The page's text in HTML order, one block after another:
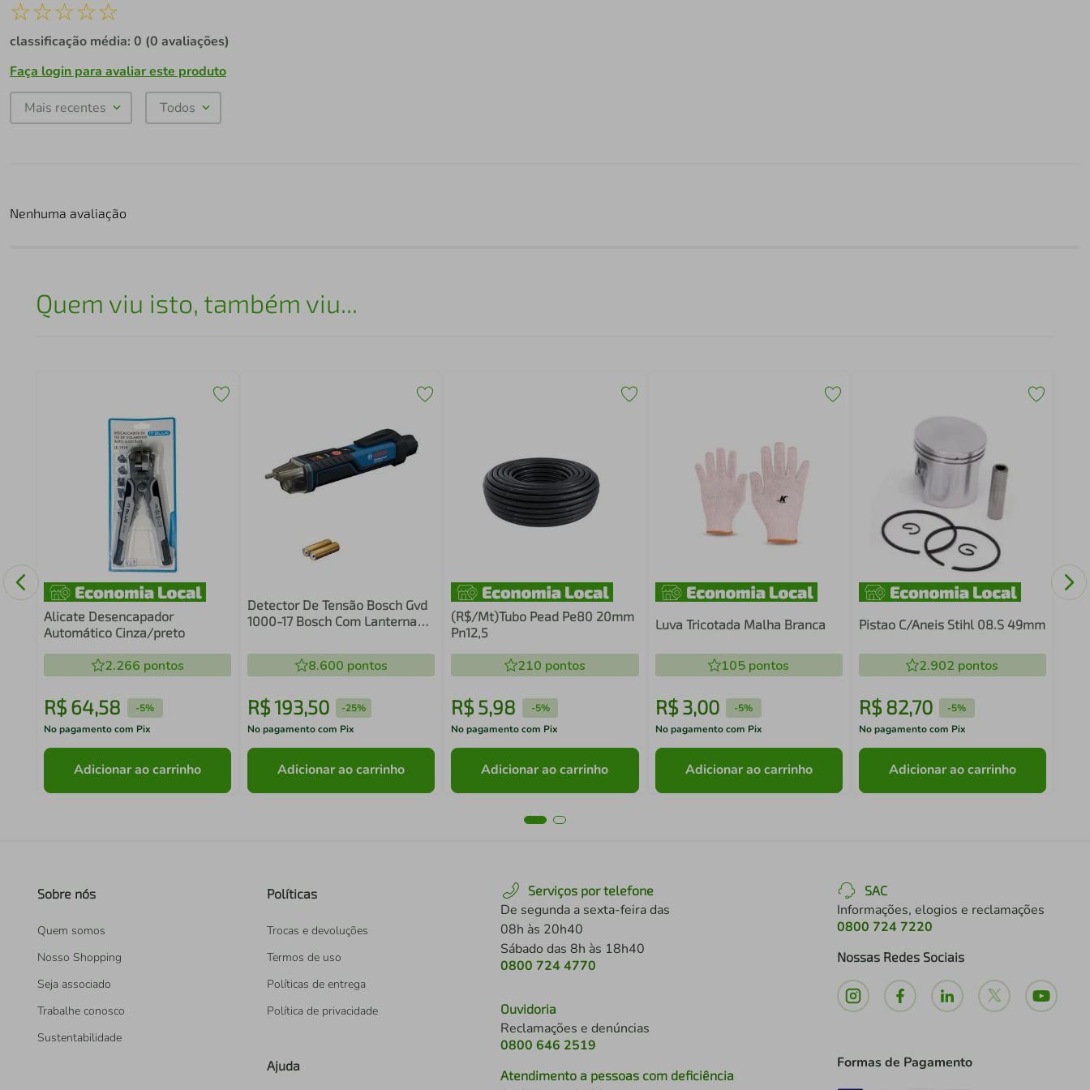
☆☆☆☆☆
classificação média: 0 (0 avaliações)
Faça login para avaliar este produto
Mais recentes Todos
Nenhuma avaliação
Quem viu isto, também viu...
Alicate Desencapador
Automático Cinza/preto
2.266 pontos
R$ 64,58 -5%
No pagamento com Pix
Adicionar ao carrinho
Detector De Tensão Bosch Gvd
1000-17 Bosch Com Lanterna
8.600 pontos
R$193,50 -25%
No pagamento com Pix
Adicionar ao carrinho
(R$/Mt)Tubo Pead Pe80 20mm
Pn12,5
210 pontos
R$5,98 -5%
No pagamento com Pix
Adicionar ao carrinho
Luva Tricotada Malha Branca
105 pontos
R$ 3,00 -5%
No pagamento com Pix
Adicionar ao carrinho
Pistao C/Aneis Stihl 08.S 49mm
2.902 pontos
R$ 82,70 -5%
No pagamento com Pix
Adicionar ao carrinho
Sobre nós
Quem somos
Nosso Shopping
Seja associado
Trabalhe conosco
Sustentabilidade
Políticas
Trocas e devoluções
Termos de uso
Políticas de entrega
Política de privacidade
Ajuda
Serviços por telefone
De segunda a sexta-feira das
08h às 20h40
Sábado das 8h às 18h40
0800 724 4770
Ouvidoria
Reclamações e denúncias
0800 646 2519
Atendimento a pessoas com deficiência
SAC
Informações, elogios e reclamações
0800 724 7220
Nossas Redes Sociais
Formas de Pagamento